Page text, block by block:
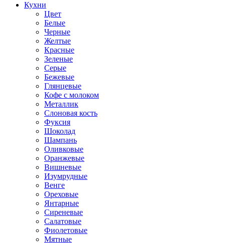
Кухни
Цвет
Белые
Черные
Желтые
Красные
Зеленые
Серые
Бежевые
Глянцевые
Кофе с молоком
Металлик
Слоновая кость
Фуксия
Шоколад
Шампань
Оливковые
Оранжевые
Вишневые
Изумрудные
Венге
Ореховые
Янтарные
Сиреневые
Салатовые
Фиолетовые
Мятные